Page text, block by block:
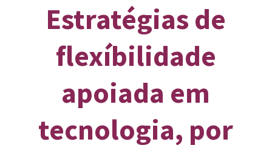
Estratégias de
flexíbilidade
apoiada em
tecnologia, por